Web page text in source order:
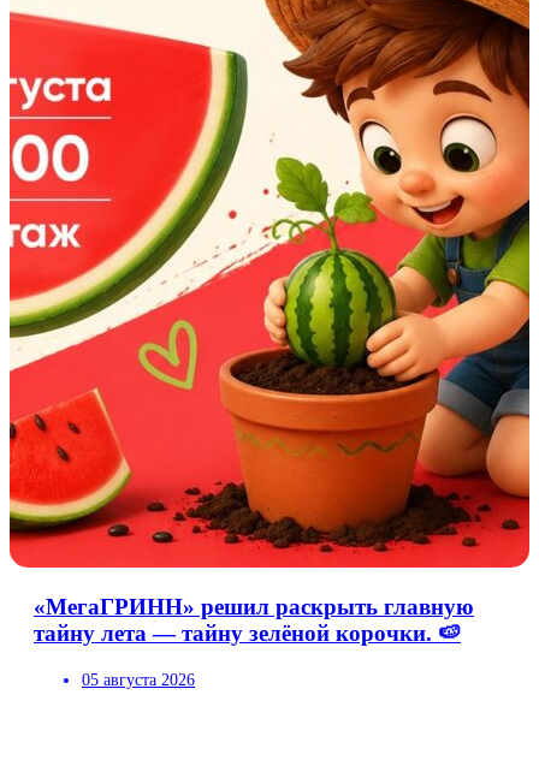
«МегаГРИНН» решил раскрыть главную
тайну лета — тайну зелёной корочки. 🍉
05 августа 2026